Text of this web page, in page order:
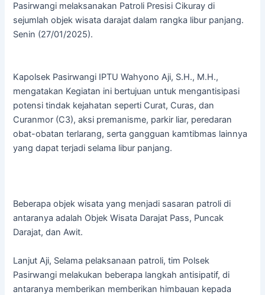
Pasirwangi melaksanakan Patroli Presisi Cikuray di
sejumlah objek wisata darajat dalam rangka libur panjang.
Senin (27/01/2025).
Kapolsek Pasirwangi IPTU Wahyono Aji, S.H., M.H.,
mengatakan Kegiatan ini bertujuan untuk mengantisipasi
potensi tindak kejahatan seperti Curat, Curas, dan
Curanmor (C3), aksi premanisme, parkir liar, peredaran
obat-obatan terlarang, serta gangguan kamtibmas lainnya
yang dapat terjadi selama libur panjang.
Beberapa objek wisata yang menjadi sasaran patroli di
antaranya adalah Objek Wisata Darajat Pass, Puncak
Darajat, dan Awit.
Lanjut Aji, Selama pelaksanaan patroli, tim Polsek
Pasirwangi melakukan beberapa langkah antisipatif, di
antaranya memberikan memberikan himbauan kepada